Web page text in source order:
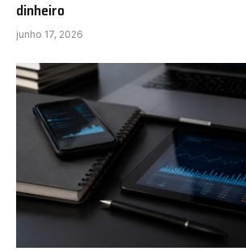
dinheiro
junho 17, 2026